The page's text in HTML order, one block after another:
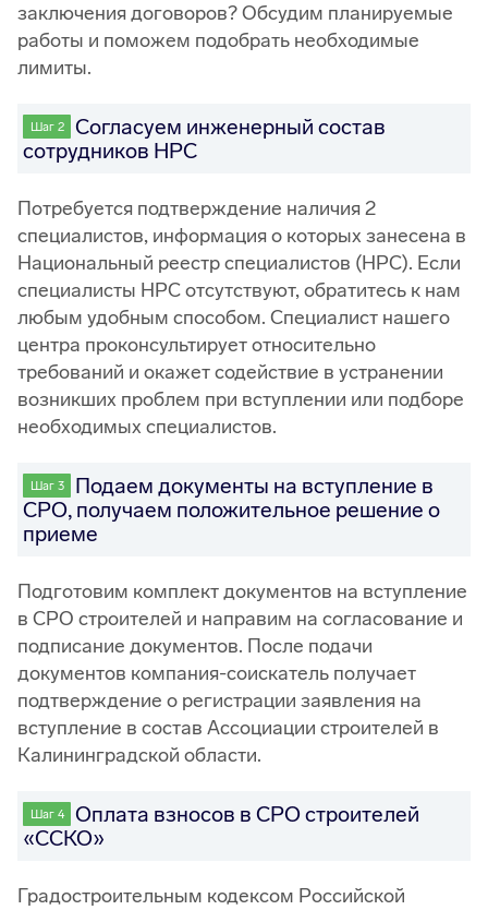
заключения договоров? Обсудим планируемые
работы и поможем подобрать необходимые
лимиты.
Шаг 2
Согласуем инженерный состав
сотрудников НРС
Потребуется подтверждение наличия 2
специалистов, информация о которых занесена в
Национальный реестр специалистов (НРС). Если
специалисты НРС отсутствуют, обратитесь к нам
любым удобным способом. Специалист нашего
центра проконсультирует относительно
требований и окажет содействие в устранении
возникших проблем при вступлении или подборе
необходимых специалистов.
Шаг 3
Подаем документы на вступление в
СРО, получаем положительное решение о
приеме
Подготовим комплект документов на вступление
в СРО строителей и направим на согласование и
подписание документов. После подачи
документов компания-соискатель получает
подтверждение о регистрации заявления на
вступление в состав Ассоциации строителей в
Калининградской области.
Шаг 4
Оплата взносов в СРО строителей
«ССКО»
Градостроительным кодексом Российской